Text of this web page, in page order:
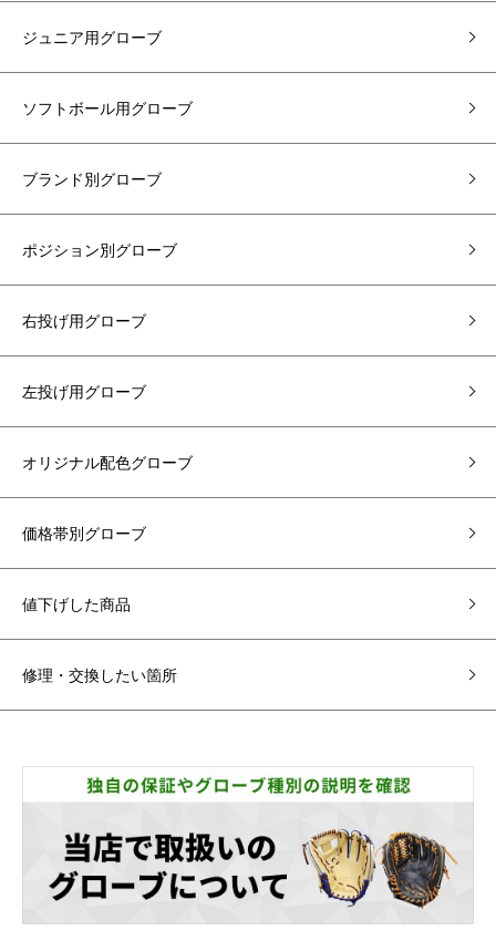
ジュニア用グローブ
ソフトボール用グローブ
ブランド別グローブ
ポジション別グローブ
右投げ用グローブ
左投げ用グローブ
オリジナル配色グローブ
価格帯別グローブ
値下げした商品
修理・交換したい箇所